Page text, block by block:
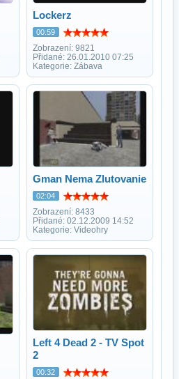
Lockerz
00:59
Zobrazení: 9821
Přidané: 26.01.2010 07:25
Kategorie: Zábava
Gman Nema Zlutovanie
02:04
Zobrazení: 8433
Přidané: 02.12.2009 14:52
Kategorie: Videohry
Left 4 Dead 2 - TV Spot
2
00:32